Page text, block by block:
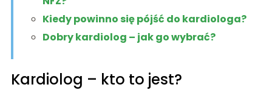
Kiedy powinno się pójść do kardiologa?
Dobry kardiolog – jak go wybrać?
Kardiolog – kto to jest?